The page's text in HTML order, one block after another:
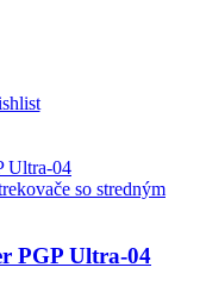
so stredným
PGP Ultra-04